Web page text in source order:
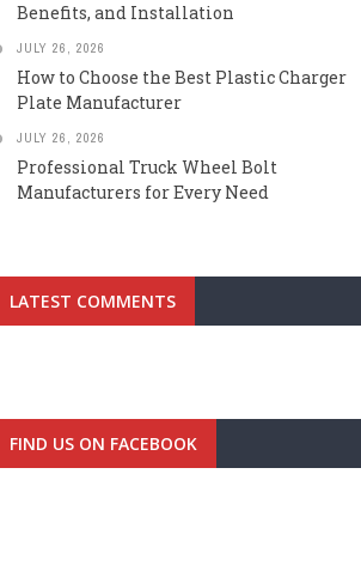
Benefits, and Installation
JULY 26, 2026
How to Choose the Best Plastic Charger
Plate Manufacturer
JULY 26, 2026
Professional Truck Wheel Bolt
Manufacturers for Every Need
LATEST COMMENTS
FIND US ON FACEBOOK